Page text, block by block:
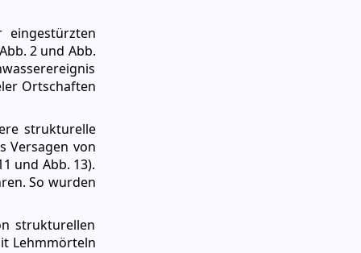
2 und Abb.
Ortschaften
strukturelle
Versagen von
und Abb. 13).
So wurden
strukturellen
Lehmmörteln